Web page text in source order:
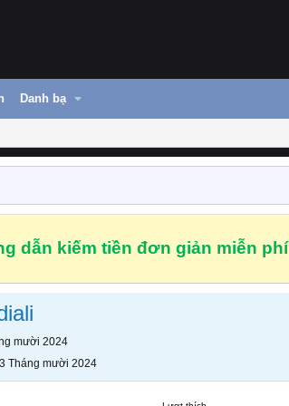
Danh bạ
dẫn kiếm tiền đơn giản miễn phí
mười 2024
Tháng mười 2024